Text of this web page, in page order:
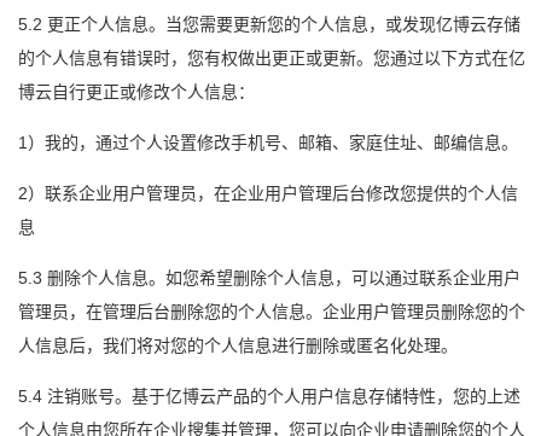
5.2 更正个人信息。当您需要更新您的个人信息，或发现亿博云存储
的个人信息有错误时，您有权做出更正或更新。您通过以下方式在亿
博云自行更正或修改个人信息：
1）我的，通过个人设置修改手机号、邮箱、家庭住址、邮编信息。
2）联系企业用户管理员，在企业用户管理后台修改您提供的个人信
息
5.3 删除个人信息。如您希望删除个人信息，可以通过联系企业用户
管理员，在管理后台删除您的个人信息。企业用户管理员删除您的个
人信息后，我们将对您的个人信息进行删除或匿名化处理。
5.4 注销账号。基于亿博云产品的个人用户信息存储特性，您的上述
个人信息由您所在企业搜集并管理，您可以向企业申请删除您的个人